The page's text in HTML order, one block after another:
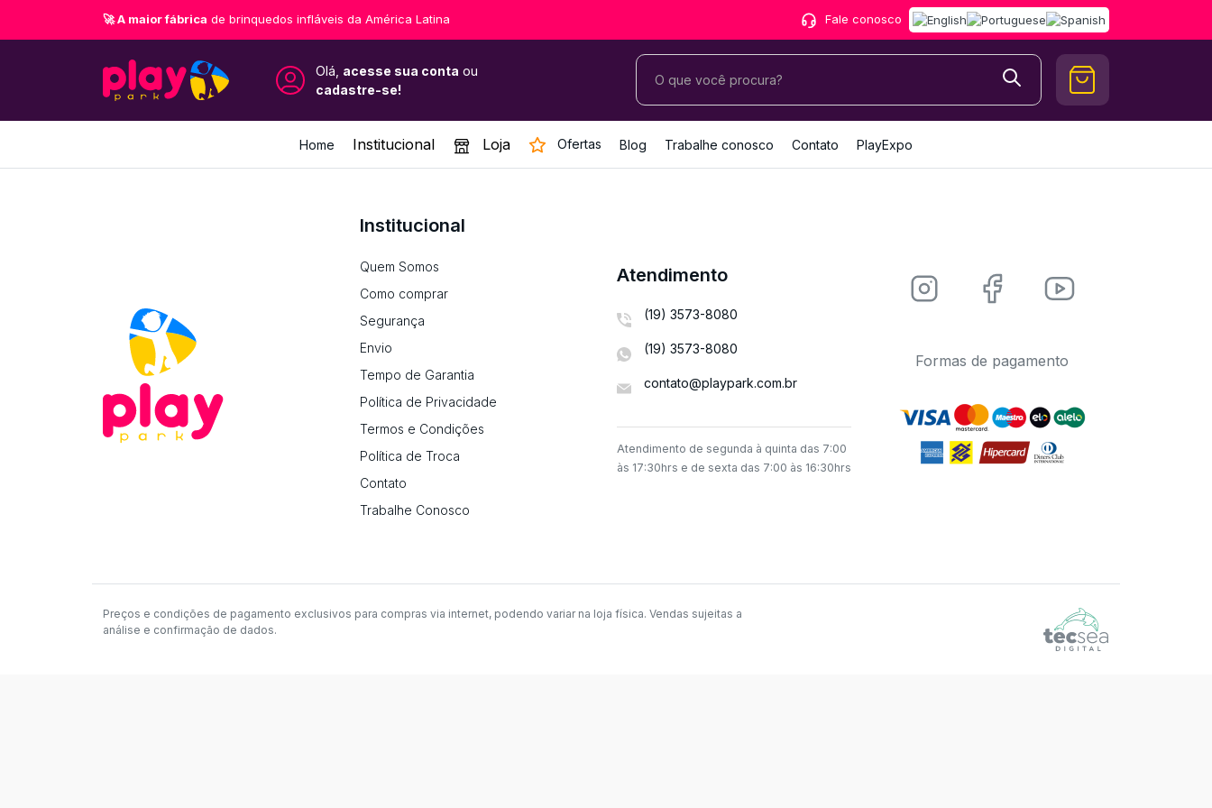
🚀 A maior fábrica de brinquedos infláveis da América Latina Fale conosco
Olá, acesse sua conta ou
cadastre-se!
Home Institucional Loja Ofertas Blog Trabalhe conosco Contato PlayExpo
Institucional
Quem Somos
Como comprar
Segurança
Envio
Tempo de Garantia
Política de Privacidade
Termos e Condições
Política de Troca
Contato
Trabalhe Conosco
Atendimento
(19) 3573-8080
(19) 3573-8080
contato@playpark.com.br
Atendimento de segunda à quinta das 7:00
às 17:30hrs e de sexta das 7:00 às 16:30hrs
Formas de pagamento
Preços e condições de pagamento exclusivos para compras via internet, podendo variar na loja física. Vendas sujeitas a
análise e confirmação de dados.